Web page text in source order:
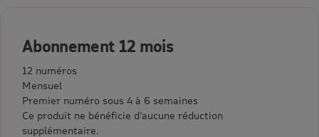
Abonnement 12 mois
12 numéros
Mensuel
Premier numéro sous 4 à 6 semaines
Ce produit ne bénéficie d’aucune réduction
supplémentaire.